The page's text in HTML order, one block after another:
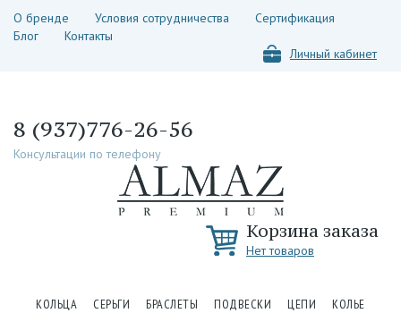
О бренде Условия сотрудничества
Сертификация
Блог
Контакты
Личный кабинет
8 (937)776-26-56
Консультации по телефону
Корзина заказа
Нет товаров
КОЛЬЦА СЕРЬГИ БРАСЛЕТЫ ПОДВЕСКИ ЦЕПИ
КОЛЬЕ